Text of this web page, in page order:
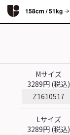
158cm / 51kg
Mサイズ
3289円 (税込)
Z1610517
Lサイズ
3289円 (税込)